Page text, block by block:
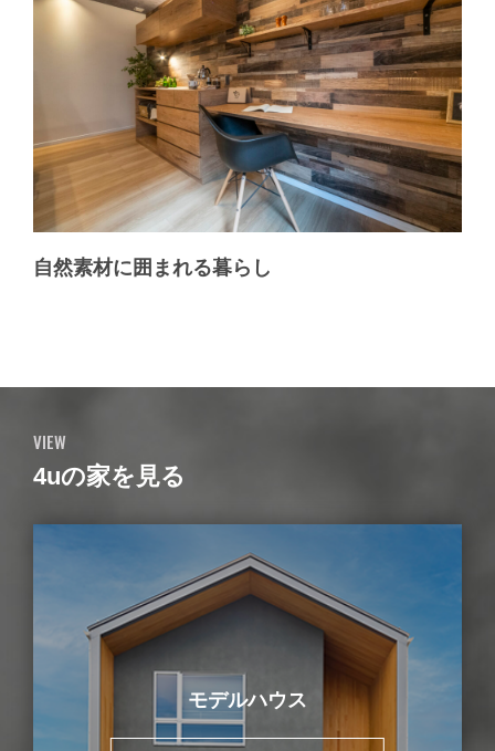
自然素材に囲まれる暮らし
VIEW
4uの家を見る
モデルハウス